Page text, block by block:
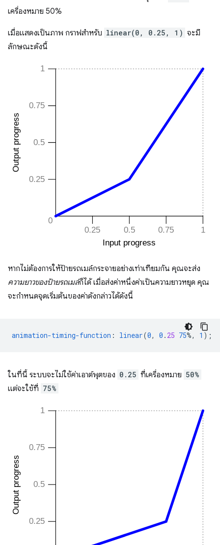
เครื่องหมาย 50%
เมื่อแสดงเป็นภาพ กราฟสำหรับ linear(0, 0.25, 1) จะมี
ลักษณะดังนี้
หากไม่ต้องการให้ป้ายรถเมล์กระจายอย่างเท่าเทียมกัน คุณจะส่ง
ความยาวของป้ายรถเมล์ก็ได้ เมื่อส่งค่าหนึ่งค่าเป็นความยาวหยุด คุณ
จะกําหนดจุดเริ่มต้นของค่าดังกล่าวได้ดังนี้
animation-timing-function : linear(0, 0 . 25 75%, 1 );
ในที่นี้ ระบบจะไม่ใช้ค่าเอาต์พุตของ 0.25 ที่เครื่องหมาย 50%
แต่จะใช้ที่ 75%